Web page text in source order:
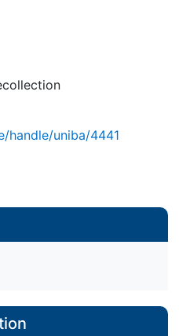
handle/uniba/4441